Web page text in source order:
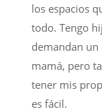
los espacios
todo. Tengo
demandan un
mamá, pero
tener mis
es fácil.